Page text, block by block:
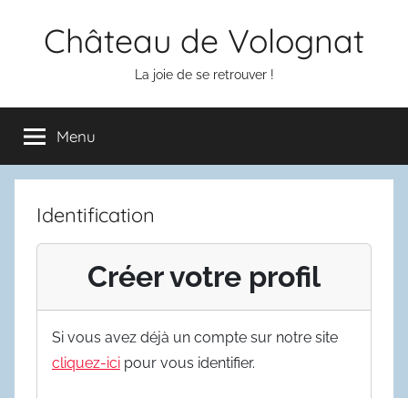
Château de Volognat
La joie de se retrouver !
Menu
Identification
Créer votre profil
Si vous avez déjà un compte sur notre site
cliquez-ici pour vous identifier.